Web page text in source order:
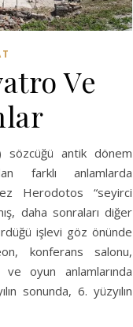
Ve
sözcüğü antik dönem
farklı anlamlarda
Herodotos “seyirci
daha sonraları diğer
işlevi göz önünde
konferans salonu,
oyun anlamlarında
sonunda, 6. yüzyılın